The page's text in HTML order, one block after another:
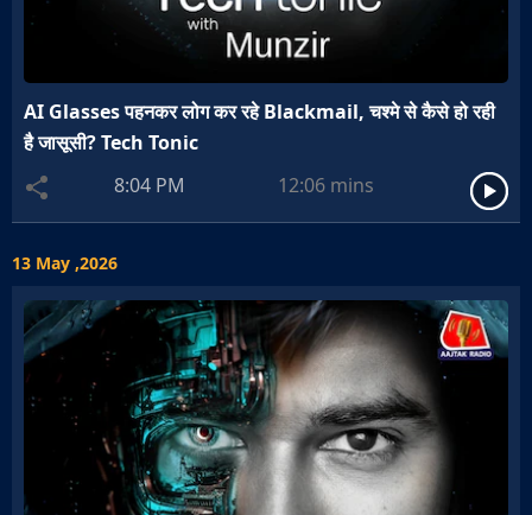
AI Glasses पहनकर लोग कर रहे Blackmail, चश्मे से कैसे हो रही
है जासूसी? Tech Tonic
8:04 PM
12:06 mins
13 May ,2026